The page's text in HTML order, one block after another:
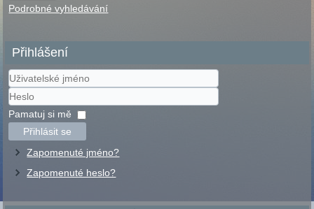
Podrobné vyhledávání
Přihlášení
Uživatelské
jméno
Heslo
Pamatuj si mě
Přihlásit se
Zapomenuté jméno?
Zapomenuté heslo?